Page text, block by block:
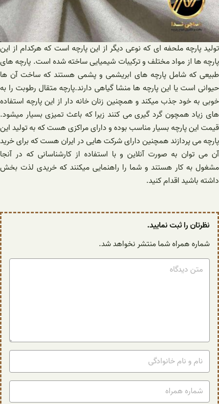
تولید پارچه ملحفه ای که نوعی دیگر از این پارچه است که هرکدام از این
پارچه ها از مواد مختلف و ترکیبات شیمیایی ساخته شده است. پارچه های
طبیعی که شامل پارچه های ابریشمی و پشمی هستند که ساخت آن ها
حیوانی است یا این پارچه ها منشا گیاهی دارند.پارچه متقال رطوبت را به
خوبی به خود جذب میکند و همچنین زنان خانه دار از این پارچه استفاده
های زیاد همچون گرد گیری می کنند زیرا که باعث تمیزی بسیار میشود.
قیمت این پارچه بسیار مناسب بوده و دارای مراکزی هست که به تولید این
پارچه می پردازند همچنین دارای شرکت هایی در ایران هست که برای خرید
آن می توان به صورت آنلاین و با استفاده از کارشناسانی که در آنجا
مشغول به کار هستند و شما را راهنمایی میکنند که خریدی لذت بخش
داشته باشید اقدام کنید.
نظرتان را ثبت نمایید.
شماره همراه شما منتشر نخواهد شد.